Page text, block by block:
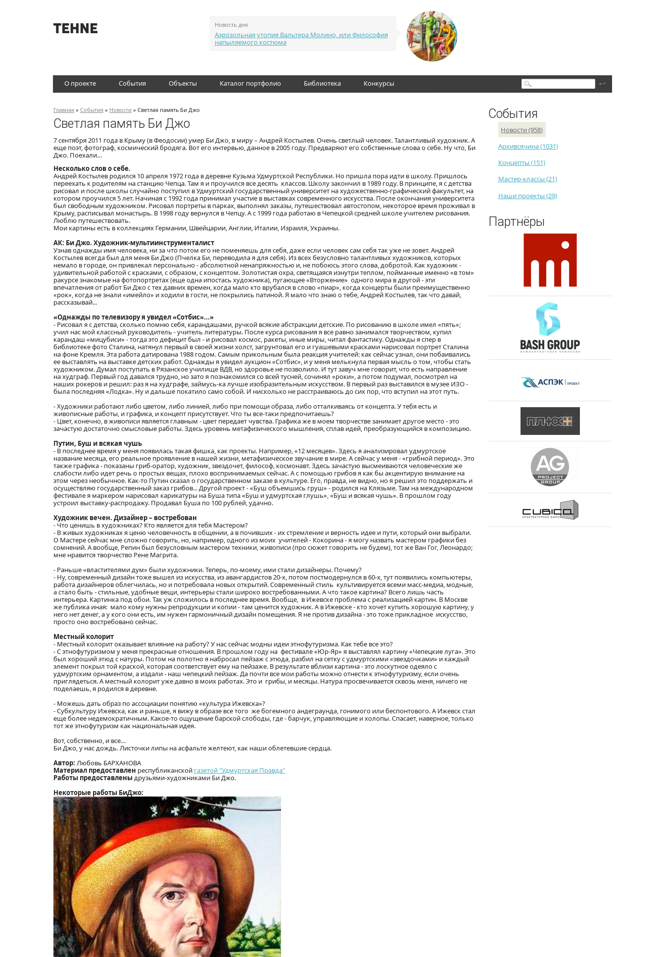
Новость дня
Аэрозольная утопия Вальтера Молино, или Философия
напыляемого костюма
О проекте События Объекты Каталог портфолио Библиотека Конкурсы Поиск
Главная » События » Новости » Светлая память Би Джо
Светлая память Би Джо
7 сентября 2011 года в Крыму (в Феодосии) умер Би Джо, в миру – Андрей Костылев. Очень светлый человек. Талантливый художник. А
еще поэт, фотограф, космический бродяга. Вот его интервью, данное в 2005 году. Предваряют его собственные слова о себе. Ну что, Би
Джо. Поехали…
Несколько слов о себе.
Андрей Костылев родился 10 апреля 1972 года в деревне Кузьма Удмуртской Республики. Но пришла пора идти в школу. Пришлось
переехать к родителям на станцию Чепца. Там я и проучился все десять классов. Школу закончил в 1989 году. В принципе, я с детства
рисовал и после школы случайно поступил в Удмуртский государственный университет на художественно-графический факультет, на
котором проучился 5 лет. Начиная с 1992 года принимал участие в выставках современного искусства. После окончания университета
был свободным художником. Рисовал портреты в парках, выполнял заказы, путешествовал автостопом, некоторое время проживал в
Крыму, расписывал монастырь. В 1998 году вернулся в Чепцу. А с 1999 года работаю в Чепецкой средней школе учителем рисования.
Люблю путешествовать.
Мои картины есть в коллекциях Германии, Швейцарии, Англии, Италии, Израиля, Украины.
АК: Би Джо. Художник-мультиинструменталист
Узнав однажды имя человека, ни за что потом его не поменяешь для себя, даже если человек сам себя так уже не зовет. Андрей
Костылев всегда был для меня Би Джо (Пчелка Би, переводила я для себя). Из всех безусловно талантливых художников, которых
немало в городе, он привлекал персонально - абсолютной ненапряжностью и, не побоюсь этого слова, добротой. Как художник -
удивительной работой с красками, с образом, с концептом. Золотистая охра, светящаяся изнутри теплом, пойманные именно «в том»
ракурсе знакомые на фотопортретах (еще одна ипостась художника), пугающее «Вторжение» одного мира в другой - эти
впечатления от работ Би Джо с тех давних времен, когда мало кто врубался в слово «пиар», когда концерты были преимущественно
«рок», когда не знали «имейло» и ходили в гости, не покрылись патиной. Я мало что знаю о тебе, Андрей Костылев, так что давай,
рассказывай...
«Однажды по телевизору я увидел «Сотбис»...»
- Рисовал я с детства, сколько помню себя, карандашами, ручкой всякие абстракции детские. По рисованию в школе имел «пять»;
учил нас мой классный руководитель - учитель литературы. После курса рисования я все равно занимался творчеством, купил
карандаш «мицубиси» - тогда это дефицит был - и рисовал космос, ракеты, иные миры, читал фантастику. Однажды я спер в
библиотеке фото Сталина, натянул первый в своей жизни холст, загрунтовал его и гуашевыми красками нарисовал портрет Сталина
на фоне Кремля. Эта работа датирована 1988 годом. Самым прикольным была реакция учителей: как сейчас узнал, они побаивались
ее выставлять на выставке детских работ. Однажды я увидел аукцион «Сотбис», и у меня мелькнула первая мысль о том, чтобы стать
художником. Думал поступать в Рязанское училище ВДВ, но здоровье не позволило. И тут завуч мне говорит, что есть направление
на худграф. Первый год давался трудно, но зато я познакомился со всей тусней, сочинял «роки», а потом подумал, посмотрел на
наших рокеров и решил: раз я на худграфе, займусь-ка лучше изобразительным искусством. В первый раз выставился в музее ИЗО -
была последняя «Лодка». Ну и дальше покатило само собой. И нисколько не расстраиваюсь до сих пор, что вступил на этот путь.
- Художники работают либо цветом, либо линией, либо при помощи образа, либо отталкиваясь от концепта. У тебя есть и
живописные работы, и графика, и концепт присутствует. Что ты все-таки предпочитаешь?
- Цвет, конечно, в живописи является главным - цвет передает чувства. Графика же в моем творчестве занимает другое место - это
зачастую достаточно смысловые работы. Здесь уровень метафизического мышления, сплав идей, преобразующийся в композицию.
Путин, Буш и всякая чушь
- В последнее время у меня появилась такая фишка, как проекты. Например, «12 месяцев». Здесь я анализировал удмуртское
название месяца, его реальное проявление в нашей жизни, метафизическое звучание в мире. А сейчас у меня - «грибной период». Это
также графика - показаны гриб-оратор, художник, звездочет, философ, космонавт. Здесь зачастую высмеиваются человеческие же
слабости либо идет речь о простых вещах, плохо воспринимаемых сейчас. А с помощью грибов я как бы акцентирую внимание на
этом через необычное. Как-то Путин сказал о государственном заказе в культуре. Его, правда, не видно, но я решил это поддержать и
осуществляю государственный заказ грибов... Другой проект - «Буш объемшись груш» - родился на Клязьме. Там на международном
фестивале я маркером нарисовал карикатуры на Буша типа «Буш и удмуртская глушь», «Буш и всякая чушь». В прошлом году
устроил выставку-распродажу. Продавал Буша по 100 рублей, удачно.
Художник вечен. Дизайнер – востребован
- Что ценишь в художниках? Кто является для тебя Мастером?
- В живых художниках я ценю человечность в общении, а в почивших - их стремление и верность идее и пути, который они выбрали.
О Мастере сейчас мне сложно говорить, но, например, одного из моих учителей - Кокорина - я могу назвать мастером графики без
сомнений. А вообще, Репин был безусловным мастером техники, живописи (про сюжет говорить не будем), тот же Ван Гог, Леонардо;
мне нравится творчество Рене Магрита.
- Раньше «властителями дум» были художники. Теперь, по-моему, ими стали дизайнеры. Почему?
- Ну, современный дизайн тоже вышел из искусства, из авангардистов 20-х, потом постмодернулся в 60-х, тут появились компьютеры,
работа дизайнеров облегчилась, но и потребовала новых открытий. Современный стиль культивируется всеми масс-медиа, модные,
а стало быть - стильные, удобные вещи, интерьеры стали широко востребованными. А что такое картина? Всего лишь часть
интерьера. Картинка под обои. Так уж сложилось в последнее время. Вообще, в Ижевске проблема с реализацией картин. В Москве
же публика иная: мало кому нужны репродукции и копии - там ценится художник. А в Ижевске - кто хочет купить хорошую картину, у
него нет денег, а у кого они есть, им нужен гармоничный дизайн помещения. Я не против дизайна - это тоже прикладное искусство,
просто оно востребовано сейчас.
Местный колорит
- Местный колорит оказывает влияние на работу? У нас сейчас модны идеи этнофутуризма. Как тебе все это?
- С этнофутуризмом у меня прекрасные отношения. В прошлом году на фестивале «Юр-Яр» я выставлял картину «Чепецкие луга». Это
был хороший этюд с натуры. Потом на полотно я набросал пейзаж с этюда, разбил на сетку с удмуртскими «звездочками» и каждый
элемент покрыл той краской, которая соответствует ему на пейзаже. В результате вблизи картина - это лоскутное одеяло с
удмуртским орнаментом, а издали - наш чепецкий пейзаж. Да почти все мои работы можно отнести к этнофутуризму, если очень
приглядеться. А местный колорит уже давно в моих работах. Это и грибы, и месяцы. Натура просвечивается сквозь меня, ничего не
поделаешь, я родился в деревне.
- Можешь дать образ по ассоциации понятию «культура Ижевска»?
- Субкультуру Ижевска, как и раньше, я вижу в образе все того же богемного андеграунда, гонимого или беспонтового. А Ижевск стал
еще более недемократичным. Какое-то ощущение барской слободы, где - барчук, управляющие и холопы. Спасает, наверное, только
тот же этнофутуризм как национальная идея.
Вот, собственно, и все…
Би Джо, у нас дождь. Листочки липы на асфальте желтеют, как наши облетевшие сердца.
Автор: Любовь БАРХАНОВА
Материал предоставлен республиканской газетой "Удмуртская Правда"
Работы предоставлены друзьями-художниками Би Джо.
Некоторые работы БиДжо:
События
Новости (958)
Архивсячина (1031)
Концепты (151)
Мастер-классы (21)
Наши проекты (29)
Партнёры